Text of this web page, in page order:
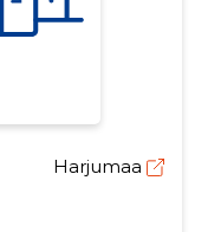
Harjumaa